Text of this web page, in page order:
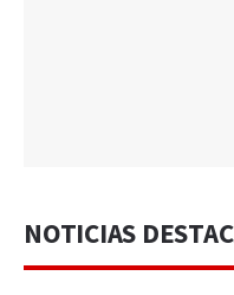
NOTICIAS